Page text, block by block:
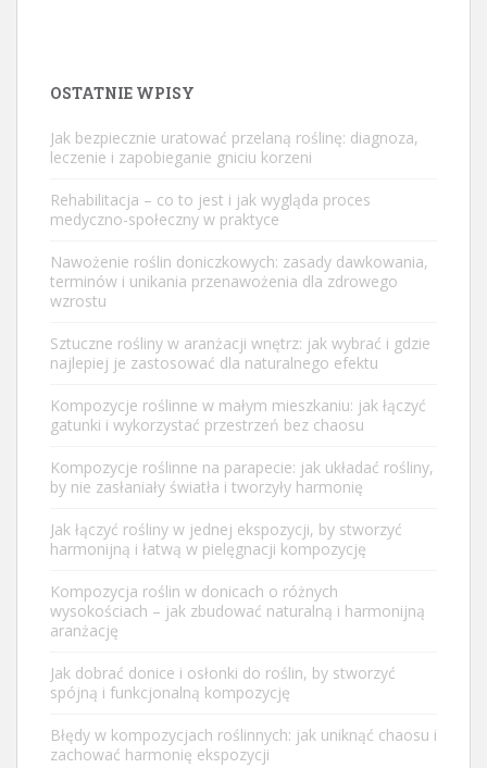
OSTATNIE WPISY
Jak bezpiecznie uratować przelaną roślinę: diagnoza,
leczenie i zapobieganie gniciu korzeni
Rehabilitacja – co to jest i jak wygląda proces
medyczno-społeczny w praktyce
Nawożenie roślin doniczkowych: zasady dawkowania,
terminów i unikania przenawożenia dla zdrowego
wzrostu
Sztuczne rośliny w aranżacji wnętrz: jak wybrać i gdzie
najlepiej je zastosować dla naturalnego efektu
Kompozycje roślinne w małym mieszkaniu: jak łączyć
gatunki i wykorzystać przestrzeń bez chaosu
Kompozycje roślinne na parapecie: jak układać rośliny,
by nie zasłaniały światła i tworzyły harmonię
Jak łączyć rośliny w jednej ekspozycji, by stworzyć
harmonijną i łatwą w pielęgnacji kompozycję
Kompozycja roślin w donicach o różnych
wysokościach – jak zbudować naturalną i harmonijną
aranżację
Jak dobrać donice i osłonki do roślin, by stworzyć
spójną i funkcjonalną kompozycję
Błędy w kompozycjach roślinnych: jak uniknąć chaosu i
zachować harmonię ekspozycji